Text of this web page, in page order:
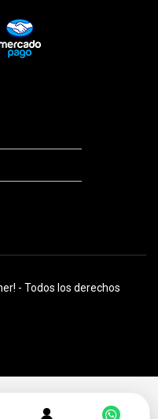
- Todos los derechos